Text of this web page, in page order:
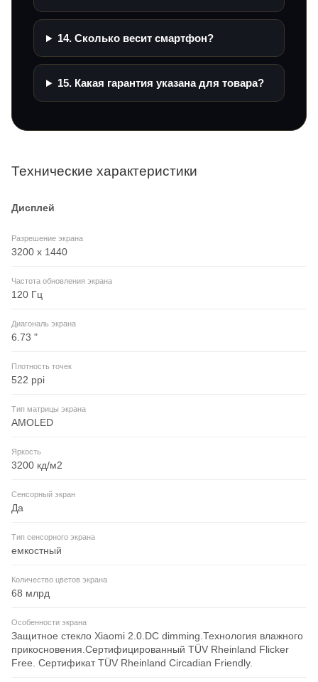
14. Сколько весит смартфон?
15. Какая гарантия указана для товара?
Технические характеристики
Дисплей
Разрешение экрана
3200 x 1440
Частота обновления экрана
120 Гц
Диагональ экрана
6.73 "
Плотность точек
522 ppi
Тип матрицы экрана
AMOLED
Яркость
3200 кд/м2
Сенсорный экран
Да
Тип сенсорного экрана
емкостный
Количество цветов экрана
68 млрд
Особенности экрана
Защитное стекло Xiaomi 2.0.DC dimming.Технология влажного
прикосновения.Сертифицированный TÜV Rheinland Flicker
Free. Сертификат TÜV Rheinland Circadian Friendly.